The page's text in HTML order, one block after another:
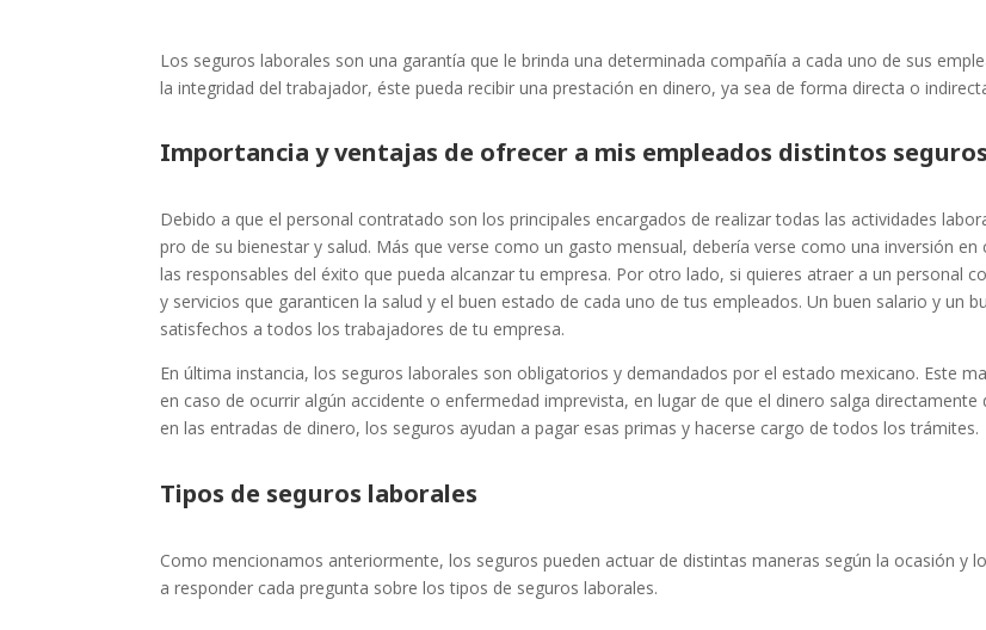
Los seguros laborales son una garantía que le brinda una determinada compañía a cada uno de sus
la integridad del trabajador, éste pueda recibir una prestación en dinero, ya sea de forma directa o
Importancia y ventajas de ofrecer a mis empleados distintos
Debido a que el personal contratado son los principales encargados de realizar todas las actividades
pro de su bienestar y salud. Más que verse como un gasto mensual, debería verse como una inversión
las responsables del éxito que pueda alcanzar tu empresa. Por otro lado, si quieres atraer a un personal
y servicios que garanticen la salud y el buen estado de cada uno de tus empleados. Un buen salario y un
satisfechos a todos los trabajadores de tu empresa.
En última instancia, los seguros laborales son obligatorios y demandados por el estado mexicano. Este
en caso de ocurrir algún accidente o enfermedad imprevista, en lugar de que el dinero salga
en las entradas de dinero, los seguros ayudan a pagar esas primas y hacerse cargo de todos los trámites.
Tipos de seguros laborales
Como mencionamos anteriormente, los seguros pueden actuar de distintas maneras según la ocasión y
a responder cada pregunta sobre los tipos de seguros laborales.